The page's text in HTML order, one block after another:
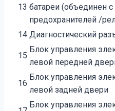
13 батареи (объединен
предохранителей /
14 Диагностический
15
Блок управления
левой передней
16
Блок управления
левой задней двери
Блок управления